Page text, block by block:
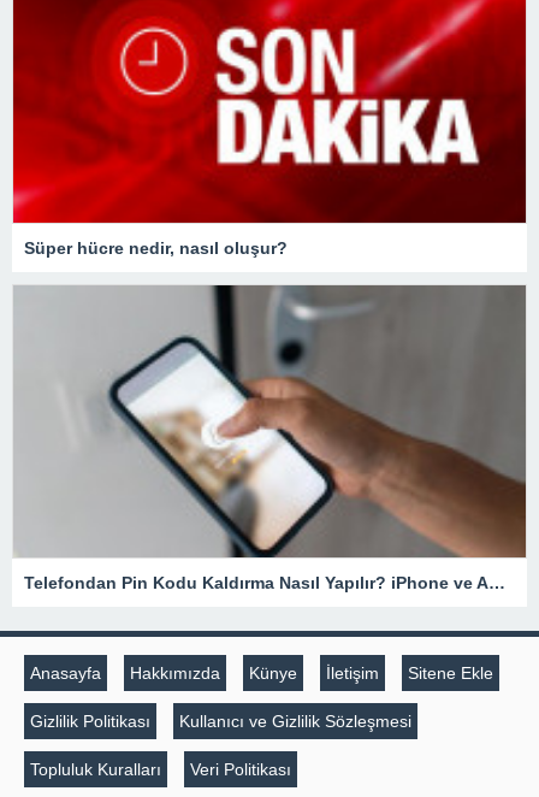
Süper hücre nedir, nasıl oluşur?
Telefondan Pin Kodu Kaldırma Nasıl Yapılır? iPhone ve Android Cihazlarda Pin Kodu Kaldırma – Teknoloji Haberleri
Anasayfa Hakkımızda Künye İletişim Sitene Ekle
Gizlilik Politikası Kullanıcı ve Gizlilik Sözleşmesi
Topluluk Kuralları Veri Politikası